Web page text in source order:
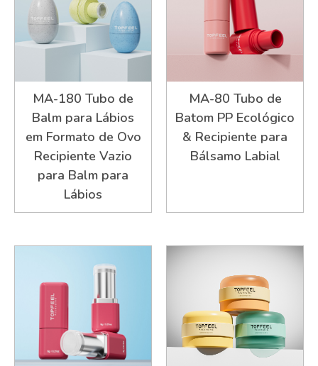
MA-180 Tubo de
Balm para Lábios
em Formato de Ovo
Recipiente Vazio
para Balm para
Lábios
MA-80 Tubo de
Batom PP Ecológico
& Recipiente para
Bálsamo Labial